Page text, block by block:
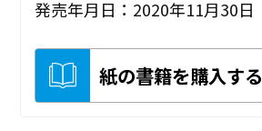
発売年月日：2020年11月30日
紙の書籍を購入する